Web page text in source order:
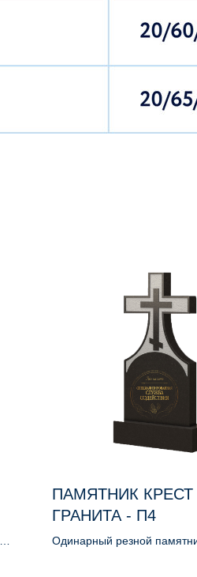
ПАМЯТНИК КРЕСТ
ГРАНИТА - П4
Одинарный резной